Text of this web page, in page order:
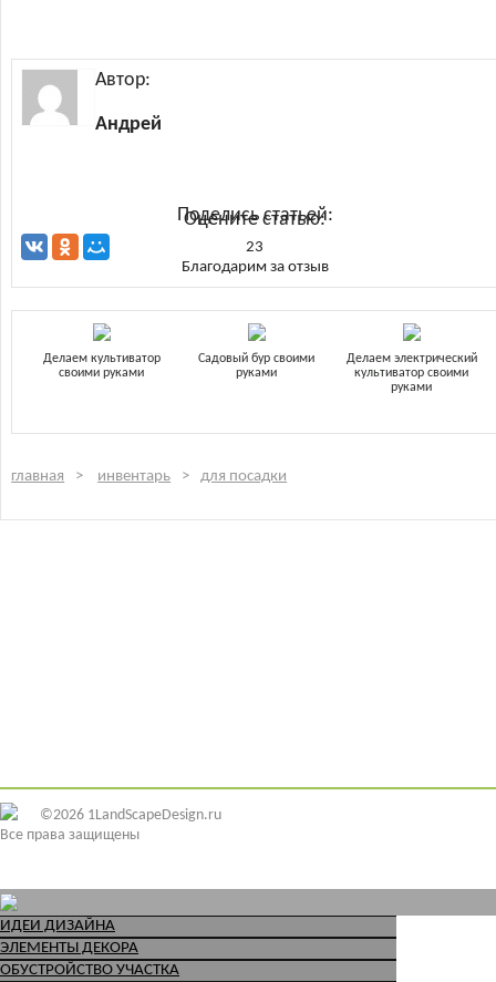
Автор:
Андрей
Поделись статьей:
Оцените статью:
23
Благодарим за отзыв
Делаем культиватор
своими руками
Садовый бур своими
руками
Делаем электрический
культиватор своими
руками
главная инвентарь для посадки
©2026 1LandScapeDesign.ru
Все права защищены
ИДЕИ ДИЗАЙНА
ЭЛЕМЕНТЫ ДЕКОРА
ОБУСТРОЙСТВО УЧАСТКА